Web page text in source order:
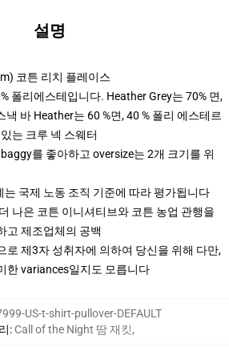
설명
코튼 리치 플레이스
폴리에스테입니다. Heather Grey는 70% 면,
바 Heather는 60 %면, 40 % 폴리 에스테르
는 크루 넥 스웨터
를 좋아하고 oversize는 2개 크기를 위
는 국제 노동 조직 기준에 따라 평가됩니다
나은 코튼 이니셔티브와 코튼 농업 관행을
고 제조업체의 공백
로 제3자 성취자에 의하여 당신을 위해 다만,
한 variances일지도 모릅니다
US-t-shirt-pullover-DEFAULT
: Call of the Night 땀 재킷,